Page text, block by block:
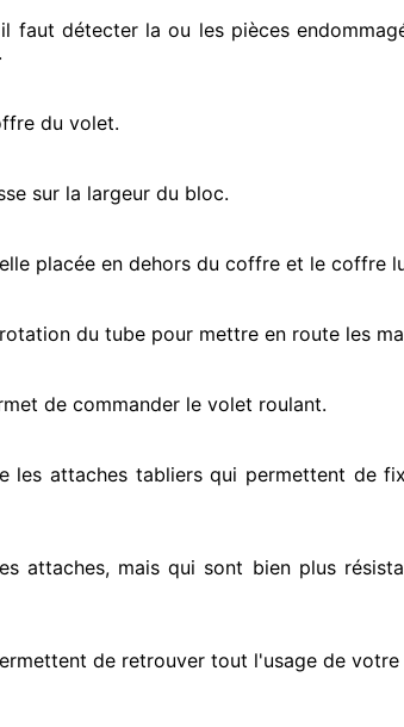
faut détecterla ou les pièces
.
du volet.
sur la largeur du bloc.
placée en dehors du coffre et le coffre
du tube pour mettre en route les
de commander le volet roulant.
les attaches tabliers qui permettent de
attaches, mais qui sont bien plus
de retrouver tout l'usage de